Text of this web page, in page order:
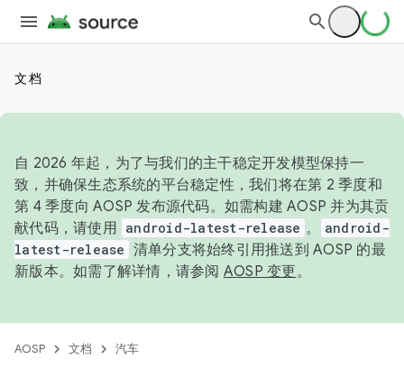
文档
自 2026 年起，为了与我们的主干稳定开发模型保持一
致，并确保生态系统的平台稳定性，我们将在第 2 季度和
第 4 季度向 AOSP 发布源代码。如需构建 AOSP 并为其贡
献代码，请使用 android-latest-release 。
android-
latest-release 清单分支将始终引用推送到 AOSP 的最
新版本。如需了解详情，请参阅 AOSP 变更。
AOSP 文档 汽车